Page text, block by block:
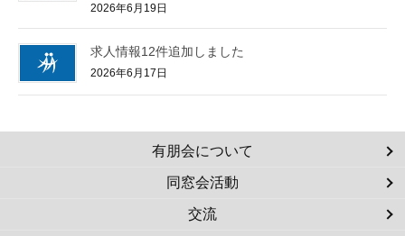
2026年6月19日
求人情報12件追加しました
2026年6月17日
有朋会について
同窓会活動
交流